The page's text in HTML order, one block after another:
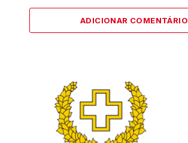
ADICIONAR COMENTÁRIO